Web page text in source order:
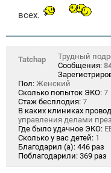
всех.
Tatchap
Трудный
Сообщения:
Пол: Женский
Сколько попыток ЭКО: 7
Стаж бесплодия: 7
В каких клиниках
управления делами
Где было удачное ЭКО:
Сколько у вас детей: 1
Благодарил (а): 446 раз
Поблагодарили: 369 раз